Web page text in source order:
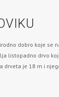
dobro koje se
listopadno drvo
drveta je 18 m i